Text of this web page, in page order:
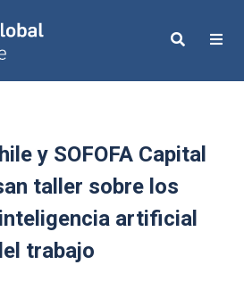
Search
y SOFOFA Capital
taller sobre los
artificial
trabajo